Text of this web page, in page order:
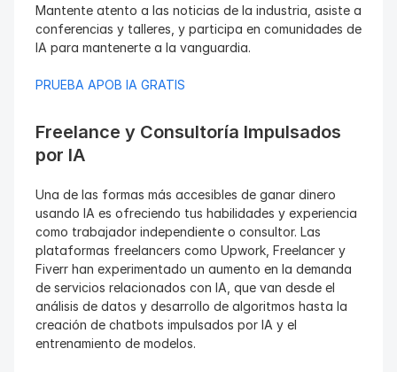
Mantente atento a las noticias de la industria, asiste a
conferencias y talleres, y participa en comunidades de
IA para mantenerte a la vanguardia.
PRUEBA APOB IA GRATIS
Freelance y Consultoría Impulsados
por IA
Una de las formas más accesibles de ganar dinero
usando IA es ofreciendo tus habilidades y experiencia
como trabajador independiente o consultor. Las
plataformas freelancers como Upwork, Freelancer y
Fiverr han experimentado un aumento en la demanda
de servicios relacionados con IA, que van desde el
análisis de datos y desarrollo de algoritmos hasta la
creación de chatbots impulsados por IA y el
entrenamiento de modelos.